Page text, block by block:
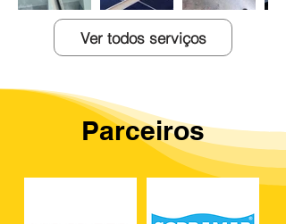
Ver todos serviços
Parceiros